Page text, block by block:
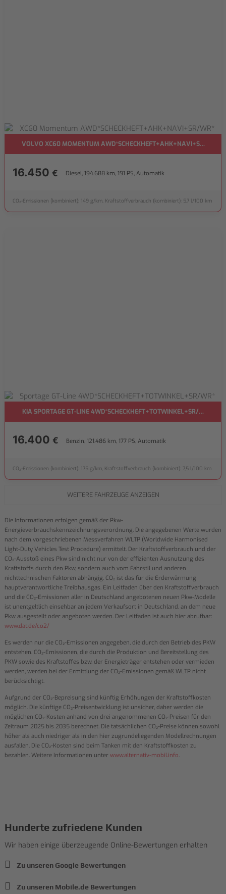
VOLVO XC60 MOMENTUM AWD*SCHECKHEFT+AHK+NAVI+SR/WR*
16.450 € Diesel, 194.688 km, 191 PS, Automatik
CO₂-Emissionen (kombiniert): 149 g/km, Kraftstoffverbrauch (kombiniert): 5,7 l/100 km
KIA SPORTAGE GT-LINE 4WD*SCHECKHEFT+TOTWINKEL+SR/WR*
16.400 € Benzin, 121.486 km, 177 PS, Automatik
CO₂-Emissionen (kombiniert): 175 g/km, Kraftstoffverbrauch (kombiniert): 7,5 l/100 km
WEITERE FAHRZEUGE ANZEIGEN
Die Informationen erfolgen gemäß der Pkw-
Energieverbrauchskennzeichnungsverordnung. Die angegebenen Werte wurden
nach dem vorgeschriebenen Messverfahren WLTP (Worldwide Harmonised
Light-Duty Vehicles Test Procedure) ermittelt. Der Kraftstoffverbrauch und der
CO₂-Ausstoß eines Pkw sind nicht nur von der effizienten Ausnutzung des
Kraftstoffs durch den Pkw, sondern auch vom Fahrstil und anderen
nichttechnischen Faktoren abhängig. CO₂ ist das für die Erderwärmung
hauptverantwortliche Treibhausgas. Ein Leitfaden über den Kraftstoffverbrauch
und die CO₂-Emissionen aller in Deutschland angebotenen neuen Pkw-Modelle
ist unentgeltlich einsehbar an jedem Verkaufsort in Deutschland, an dem neue
Pkw ausgestellt oder angeboten werden. Der Leitfaden ist auch hier abrufbar:
www.dat.de/co2/
Es werden nur die CO₂-Emissionen angegeben, die durch den Betrieb des PKW
entstehen. CO₂-Emissionen, die durch die Produktion und Bereitstellung des
PKW sowie des Kraftstoffes bzw. der Energieträger entstehen oder vermieden
werden, werden bei der Ermittlung der CO₂-Emissionen gemäß WLTP nicht
berücksichtigt.
Aufgrund der CO₂-Bepreisung sind künftig Erhöhungen der Kraftstoffkosten
möglich. Die künftige CO₂-Preisentwicklung ist unsicher, daher werden die
möglichen CO₂-Kosten anhand von drei angenommenen CO₂-Preisen für den
Zeitraum 2025 bis 2035 berechnet. Die tatsächlichen CO₂-Preise können sowohl
höher als auch niedriger als in den hier zugrundeliegenden Modellrechnungen
ausfallen. Die CO₂-Kosten sind beim Tanken mit den Kraftstoffkosten zu
bezahlen. Weitere Informationen unter www.alternativ-mobil.info.
Hunderte zufriedene Kunden
Wir haben einige überzeugende Online-Bewertungen erhalten
Zu unseren Google Bewertungen
Zu unseren Mobile.de Bewertungen